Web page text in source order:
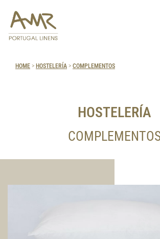
HOME>HOSTELERÍA>COMPLEMENTOS
HOSTELERÍA